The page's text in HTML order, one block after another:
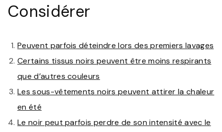
Considérer
Peuvent parfois déteindre lors des premiers lavages
Certains tissus noirs peuvent être moins respirants
que d’autres couleurs
Les sous-vêtements noirs peuvent attirer la chaleur
en été
Le noir peut parfois perdre de son intensité avec le